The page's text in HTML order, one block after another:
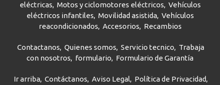
eléctricas Motos y ciclomotores eléctricos Vehículos
eléctricos infantiles Movilidad asistida Vehículos
reacondicionados Accesorios Recambios
Contactanos Quienes somos Servicio tecnico
Trabaja
con nosotros
formulario Formulario de Garantía
Ir arriba Contáctanos Aviso Legal
Política de Privacidad